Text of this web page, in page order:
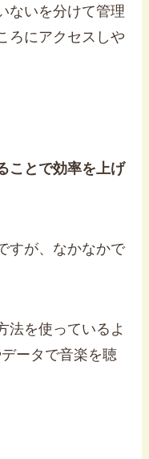
ないを分けて管理
ろにアクセスしや
ことで効率を上げ
すが、なかなかで
法を使っているよ
ータで音楽を聴